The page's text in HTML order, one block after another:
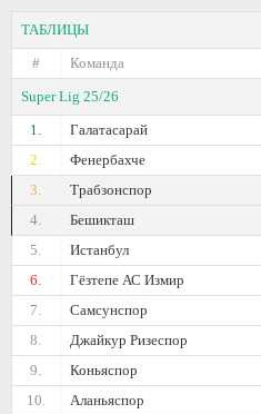
ТАБЛИЦЫ
#
Команда
Super Lig 25/26
1.
Галатасарай
2.
Фенербахче
3.
Трабзонспор
4.
Бешикташ
5.
Истанбул
6.
Гёзтепе АС Измир
7.
Самсунспор
8.
Джайкур Ризеспор
9.
Коньяспор
10.
Аланьяспор